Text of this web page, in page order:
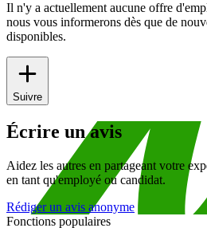
Il n'y a actuellement aucune offre
nous vous informerons dès que de
disponibles.
Suivre
Écrire un avis
Aidez les autres en partageant votre
en tant qu'employé ou candidat.
Rédiger un avis anonyme
Fonctions populaires